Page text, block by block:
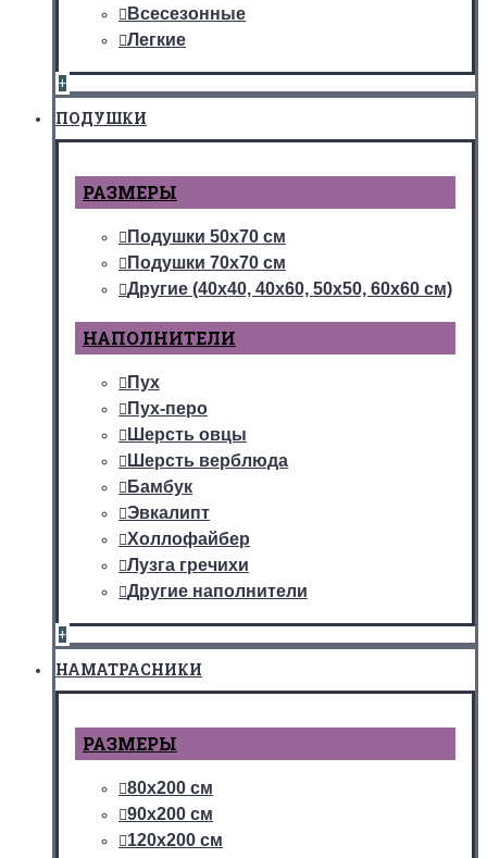
Всесезонные
Легкие
+
ПОДУШКИ
РАЗМЕРЫ
Подушки 50х70 см
Подушки 70х70 см
Другие (40х40, 40х60, 50х50, 60х60 см)
НАПОЛНИТЕЛИ
Пух
Пух-перо
Шерсть овцы
Шерсть верблюда
Бамбук
Эвкалипт
Холлофайбер
Лузга гречихи
Другие наполнители
+
НАМАТРАСНИКИ
РАЗМЕРЫ
80х200 см
90х200 см
120х200 см